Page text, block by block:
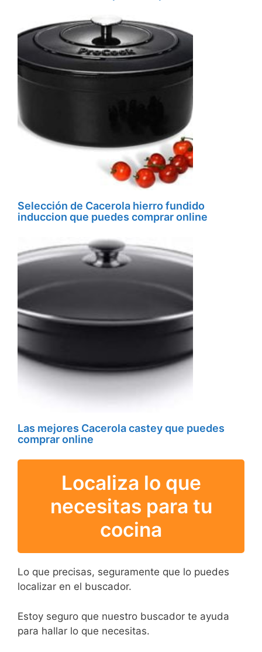
Selección de Cacerola hierro fundido
induccion que puedes comprar online
Las mejores Cacerola castey que puedes
comprar online
Localiza lo que
necesitas para tu
cocina
Lo que precisas, seguramente que lo puedes
localizar en el buscador.
Estoy seguro que nuestro buscador te ayuda
para hallar lo que necesitas.